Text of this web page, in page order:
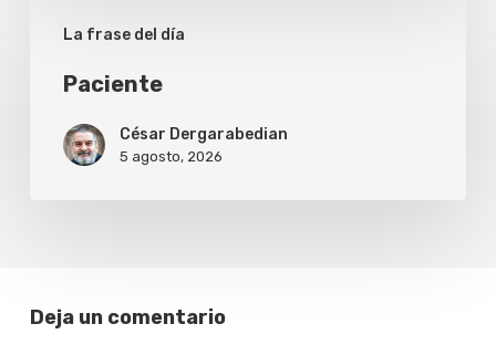
La frase del día
Paciente
César Dergarabedian
5 agosto, 2026
Deja un comentario